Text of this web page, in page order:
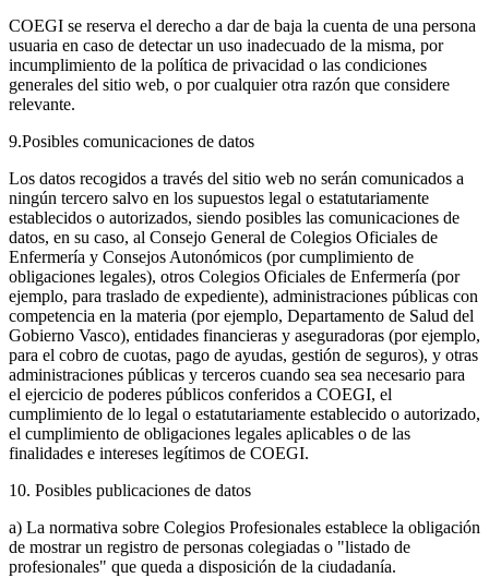
COEGI se reserva el derecho a dar de baja la cuenta de una persona
usuaria en caso de detectar un uso inadecuado de la misma, por
incumplimiento de la política de privacidad o las condiciones
generales del sitio web, o por cualquier otra razón que considere
relevante.
9.Posibles comunicaciones de datos
Los datos recogidos a través del sitio web no serán comunicados a
ningún tercero salvo en los supuestos legal o estatutariamente
establecidos o autorizados, siendo posibles las comunicaciones de
datos, en su caso, al Consejo General de Colegios Oficiales de
Enfermería y Consejos Autonómicos (por cumplimiento de
obligaciones legales), otros Colegios Oficiales de Enfermería (por
ejemplo, para traslado de expediente), administraciones públicas con
competencia en la materia (por ejemplo, Departamento de Salud del
Gobierno Vasco), entidades financieras y aseguradoras (por ejemplo,
para el cobro de cuotas, pago de ayudas, gestión de seguros), y otras
administraciones públicas y terceros cuando sea sea necesario para
el ejercicio de poderes públicos conferidos a COEGI, el
cumplimiento de lo legal o estatutariamente establecido o autorizado,
el cumplimiento de obligaciones legales aplicables o de las
finalidades e intereses legítimos de COEGI.
10. Posibles publicaciones de datos
a) La normativa sobre Colegios Profesionales establece la obligación
de mostrar un registro de personas colegiadas o "listado de
profesionales" que queda a disposición de la ciudadanía.